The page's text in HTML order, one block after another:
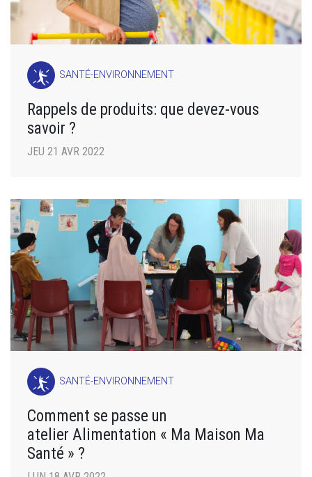
SANTÉ-ENVIRONNEMENT
Rappels de produits: que devez-vous
savoir ?
JEU 21 AVR 2022
SANTÉ-ENVIRONNEMENT
Comment se passe un
atelier Alimentation « Ma Maison Ma
Santé » ?